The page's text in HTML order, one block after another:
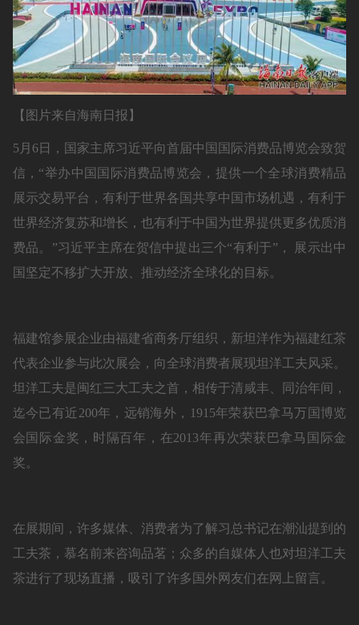
【图片来自海南日报】
5月6日，国家主席习近平向首届中国国际消费品博览会致贺
信，“举办中国国际消费品博览会，提供一个全球消费精品
展示交易平台，有利于世界各国共享中国市场机遇，有利于
世界经济复苏和增长，也有利于中国为世界提供更多优质消
费品。”习近平主席在贺信中提出三个“有利于”， 展示出中
国坚定不移扩大开放、推动经济全球化的目标。
福建馆参展企业由福建省商务厅组织，新坦洋作为福建红茶
代表企业参与此次展会，向全球消费者展现坦洋工夫风采。
坦洋工夫是闽红三大工夫之首，相传于清咸丰、同治年间，
迄今已有近200年，远销海外，1915年荣获巴拿马万国博览
会国际金奖，时隔百年，在2013年再次荣获巴拿马国际金
奖。
在展期间，许多媒体、消费者为了解习总书记在潮汕提到的
工夫茶，慕名前来咨询品茗；众多的自媒体人也对坦洋工夫
茶进行了现场直播，吸引了许多国外网友们在网上留言。